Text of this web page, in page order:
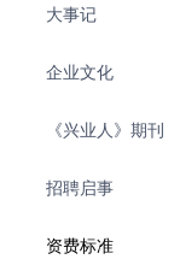
大事记
企业文化
《兴业人》期刊
招聘启事
资费标准